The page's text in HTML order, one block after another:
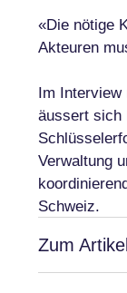
«Die nötige
Akteuren
Im Interview
äussert sich
Verwaltung
Schweiz.
Zum